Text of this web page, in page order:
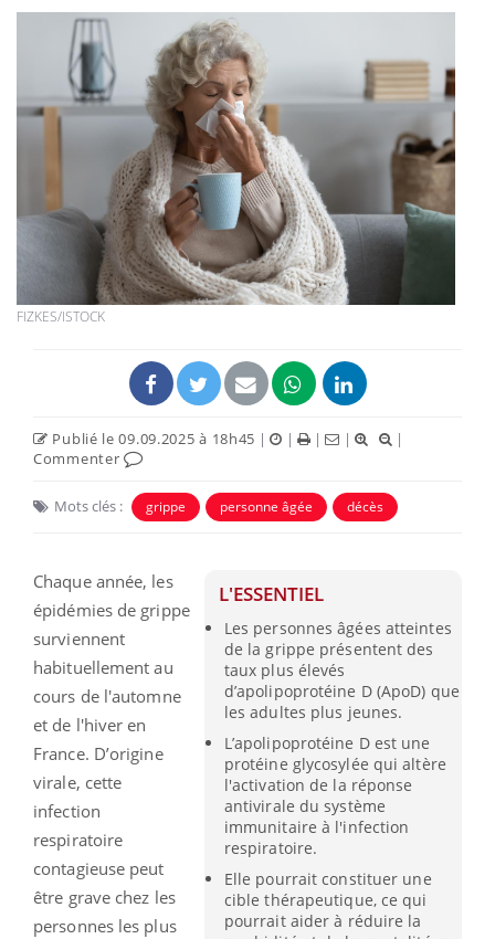
FIZKES/ISTOCK
Publié le 09.09.2025 à 18h45 | | | |
|
Commenter
Mots clés : grippe personne âgée décès
L'ESSENTIEL
Les personnes âgées atteintes
de la grippe présentent des
taux plus élevés
d’apolipoprotéine D (ApoD) que
les adultes plus jeunes.
L’apolipoprotéine D est une
protéine glycosylée qui altère
l'activation de la réponse
antivirale du système
immunitaire à l'infection
respiratoire.
Elle pourrait constituer une
cible thérapeutique, ce qui
pourrait aider à réduire la
Chaque année, les
épidémies de grippe
surviennent
habituellement au
cours de l'automne
et de l'hiver en
France. D’origine
virale, cette
infection
respiratoire
contagieuse peut
être grave chez les
personnes les plus